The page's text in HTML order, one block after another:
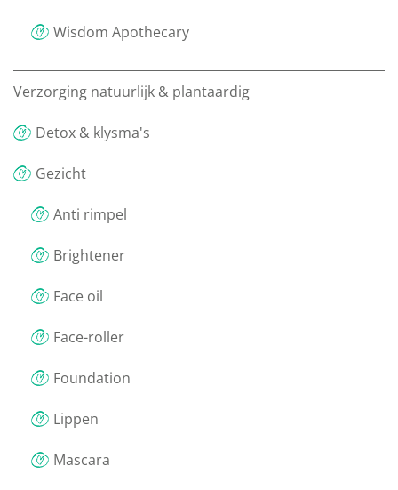
Wisdom Apothecary
Verzorging natuurlijk & plantaardig
Detox & klysma's
Gezicht
Anti rimpel
Brightener
Face oil
Face-roller
Foundation
Lippen
Mascara